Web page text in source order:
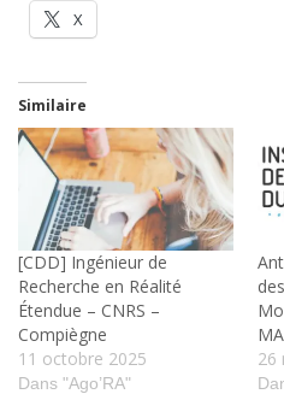
X
Similaire
[CDD] Ingénieur de
Recherche en Réalité
Étendue – CNRS –
Compiègne
11 octobre 2025
Dans "Ago’RA"
26